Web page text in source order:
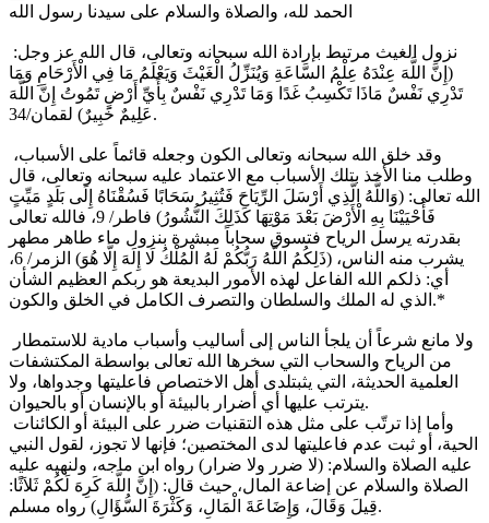
الحمد لله، والصلاة والسلام على سيدنا رسول الله
(إِنَّ اللَّهَ عِنْدَهُ عِلْمُ السَّاعَةِ وَيُنَزِّلُ الْغَيْثَ وَيَعْلَمُ مَا فِي الْأَرْحَامِ وَمَا
تَدْرِي نَفْسٌ مَاذَا تَكْسِبُ غَدًا وَمَا تَدْرِي نَفْسٌ بِأَيِّ أَرْضٍ تَمُوتُ إِنَّ اللَّهَ
عَلِيمٌ خَبِيرٌ) لقمان/34.
وطلب منا الأخذ بتلك الأسباب مع الاعتماد عليه سبحانه وتعالى، قال
الله تعالى: (وَاللَّهُ الَّذِي أَرْسَلَ الرِّيَاحَ فَتُثِيرُ سَحَابًا فَسُقْنَاهُ إِلَى بَلَدٍ مَيِّتٍ
فَأَحْيَيْنَا بِهِ الْأَرْضَ بَعْدَ مَوْتِهَا كَذَلِكَ النُّشُورُ) فاطر/ 9، فالله تعالى
بقدرته يرسل الرياح فتسوق سحاباً مبشرة بنزول ماء طاهر مطهر
يشرب منه الناس، (ذَلِكُمُ اللَّهُ رَبُّكُمْ لَهُ الْمُلْكُ لَا إِلَهَ إِلَّا هُوَ) الزمر/ 6،
أي: ذلكم الله الفاعل لهذه الأمور البديعة هو ربكم العظيم الشأن
الذي له الملك والسلطان والتصرف الكامل في الخلق والكون.*
من الرياح والسحاب التي سخرها الله تعالى بواسطة المكتشفات
العلمية الحديثة، التي يثبتلدى أهل الاختصاص فاعليتها وجدواها، ولا
يترتب عليها أي أضرار بالبيئة أو بالإنسان أو بالحيوان.
الحية، أو ثبت عدم فاعليتها لدى المختصين؛ فإنها لا تجوز، لقول النبي
عليه الصلاة والسلام: (لا ضرر ولا ضرار) رواه ابن ماجه، ولنهيه عليه
الصلاة والسلام عن إضاعة المال، حيث قال: (إِنَّ اللَّهَ كَرِهَ لَكُمْ ثَلاَثًا:
قِيلَ وَقَالَ، وَإِضَاعَةَ الْمَالِ، وَكَثْرَةَ السُّؤَالِ) رواه مسلم.